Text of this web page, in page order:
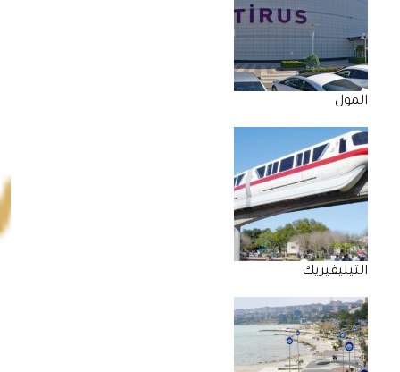
المول
التيليفيريك